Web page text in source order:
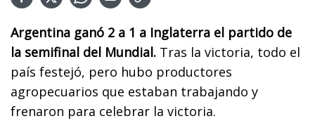
Argentina ganó 2 a 1 a Inglaterra el partido de
la semifinal del Mundial. Tras la victoria, todo el
país festejó, pero hubo productores
agropecuarios que estaban trabajando y
frenaron para celebrar la victoria.